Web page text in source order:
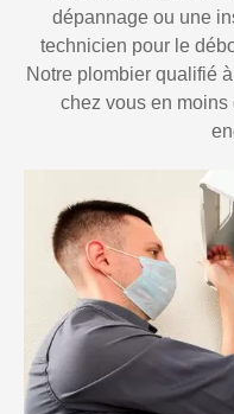
dépannage ou une
technicien pour le
Notre plombier qualifié
chez vous en